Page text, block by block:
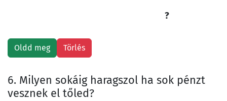
?
6. Milyen sokáig haragszol ha sok pénzt
vesznek el tőled?